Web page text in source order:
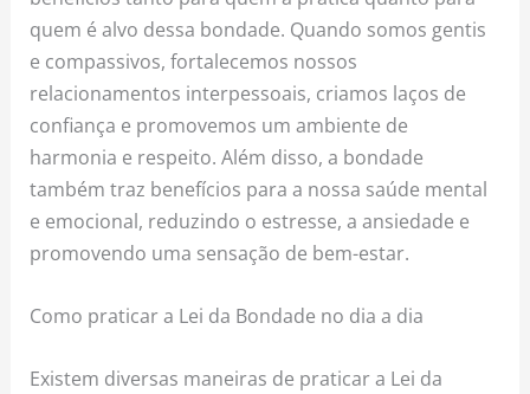
quem é alvo dessa bondade. Quando somos gentis
e compassivos, fortalecemos nossos
relacionamentos interpessoais, criamos laços de
confiança e promovemos um ambiente de
harmonia e respeito. Além disso, a bondade
também traz benefícios para a nossa saúde mental
e emocional, reduzindo o estresse, a ansiedade e
promovendo uma sensação de bem-estar.
Como praticar a Lei da Bondade no dia a dia
Existem diversas maneiras de praticar a Lei da